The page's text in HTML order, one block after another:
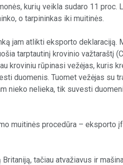
kurių veikla sudaro 11 proc.
o tarpininkas iki muitinės.
jam atlikti eksporto deklaraciją.
tarptautinį krovinio važtaraštį
kroviniu rūpinasi vežėjas, kuris
duomenis. Tuomet vežėjas su
nieko nelieka, tik suvesti
muitinės procedūra – eksporto
tačiau atvažiavus ir